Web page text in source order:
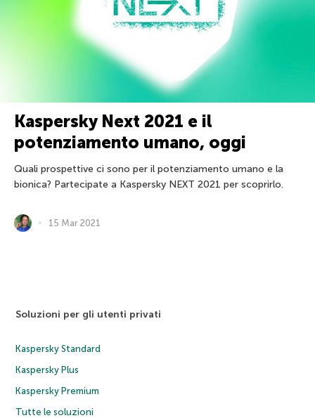
Kaspersky Next 2021 e il
potenziamento umano, oggi
Quali prospettive ci sono per il potenziamento umano e la
bionica? Partecipate a Kaspersky NEXT 2021 per scoprirlo.
15 Mar 2021
Soluzioni per gli utenti privati
Kaspersky Standard
Kaspersky Plus
Kaspersky Premium
Tutte le soluzioni